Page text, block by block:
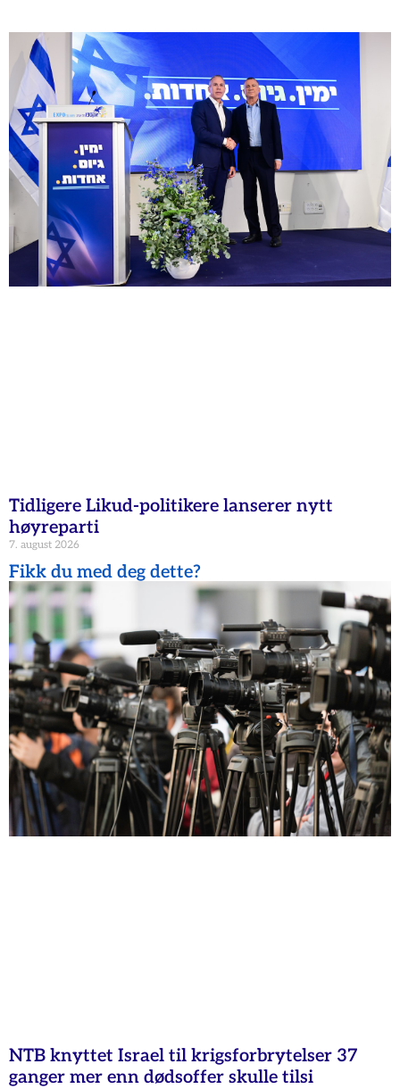
Tidligere Likud-politikere lanserer nytt
høyreparti
7. august 2026
Fikk du med deg dette?
NTB knyttet Israel til krigsforbrytelser 37
ganger mer enn dødsoffer skulle tilsi